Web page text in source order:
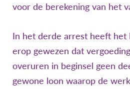
voor de berekening van het
In het derde arrest heeft het
erop gewezen dat
overuren in beginsel geen
gewone loon waarop de